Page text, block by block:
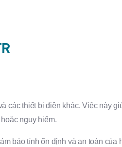
các thiết bị điện khác. Việc này
nguy hiểm.
bảo tính ổn định và an toàn của